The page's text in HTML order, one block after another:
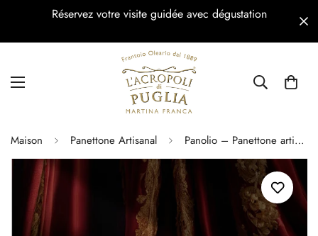
Réservez votre visite guidée avec dégustation
Maison Panettone Artisanal Panolio – Panettone artisanal à l’huile d’olive vierge extra – 1 kg